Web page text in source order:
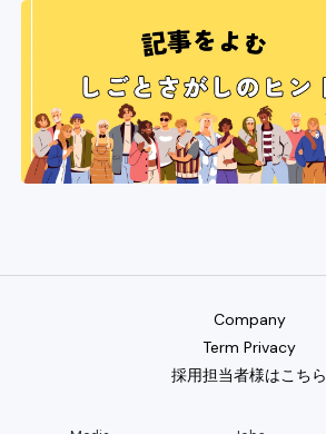
Company
Term Privacy
採用担当者様はこちら